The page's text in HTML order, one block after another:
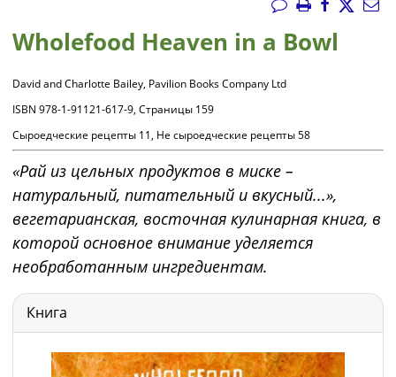
Wholefood Heaven in a Bowl
David and Charlotte Bailey, Pavilion Books Company Ltd
ISBN 978-1-91121-617-9, Страницы 159
Сыроедческие рецепты 11, Не сыроедческие рецепты 58
«Рай из цельных продуктов в миске –
натуральный, питательный и вкусный...»,
вегетарианская, восточная кулинарная книга, в
которой основное внимание уделяется
необработанным ингредиентам.
Книга